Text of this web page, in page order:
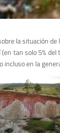
la situación
tan solo 5%
en la